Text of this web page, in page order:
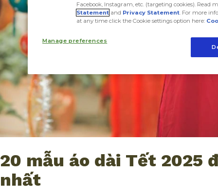
20 mẫu áo dài Tết 2025
nhất
Facebook, Instagram, etc. (targeting cookies). Read
Statement and Privacy Statement. For more
at any time click the Cookie settings option here:
Manage preferences